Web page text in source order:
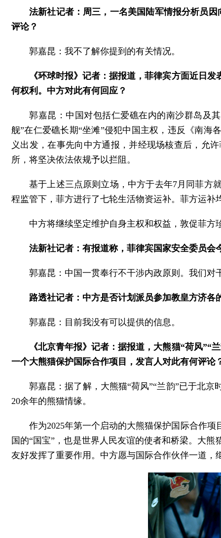
法新社记者：周三，一名美国陆军情报分析员
评论？
郭嘉昆：我不了解你提到的有关情况。
《环球时报》记者：据报道，菲律宾方面近日
何权利。中方对此有何回应？
郭嘉昆：中国对包括仁爱礁在内的南沙群岛及
舰”在仁爱礁长期“坐滩”侵犯中国主权，违反《南海
义出发，在事先向中方通报，并经现场核查后，允
所，将坚决依法依规予以拦阻。
基于上述三点原则立场，中方于去年7月同菲方
程监管下，菲方进行了七轮生活物资运补。菲方运
中方将继续坚定维护自身主权和权益，敦促菲
法新社记者：有报道称，菲律宾国家安全委员
郭嘉昆：中国一贯奉行不干涉内政原则。我们对
路透社记者：中方是否计划派员参加教皇方济各
郭嘉昆：目前我没有可以提供的信息。
《北京青年报》记者：据报道，大熊猫“荷风”“
一个大熊猫保护国际合作项目，发言人对此有何评论
郭嘉昆：据了解，大熊猫“荷风”“兰韵”已于北
20余年的熊猫情缘。
作为2025年第一个启动的大熊猫保护国际合作
国的“国宝”，也是世界人民友谊的使者和桥梁。大
友好发挥了重要作用。中方愿与国际合作伙伴一道